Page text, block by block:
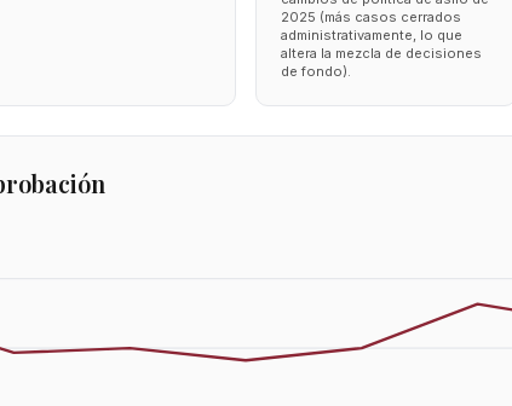
2025 (más casos cerrados
administrativamente, lo que
altera la mezcla de decisiones
de fondo).